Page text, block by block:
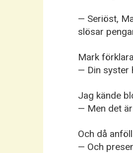
— Seriöst,
slösar
Mark
— Din syster
Jag kände
— Men det
Och då
— Och